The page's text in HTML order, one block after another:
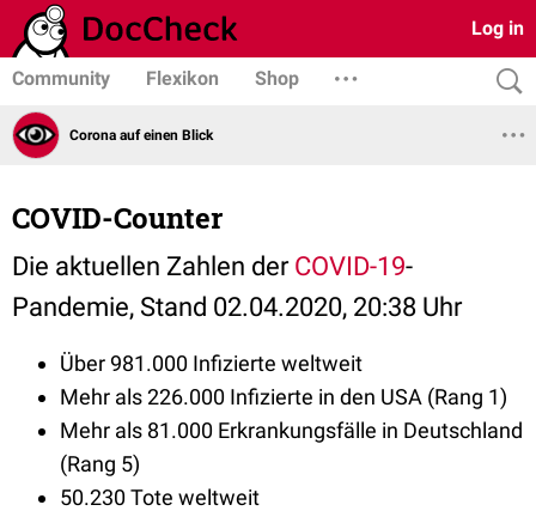
Log in
Community Flexikon Shop
Corona auf einen Blick
COVID-Counter
Die aktuellen Zahlen der COVID-19-
Pandemie, Stand 02.04.2020, 20:38 Uhr
Über 981.000 Infizierte weltweit
Mehr als 226.000 Infizierte in den USA (Rang 1)
Mehr als 81.000 Erkrankungsfälle in Deutschland
(Rang 5)
50.230 Tote weltweit